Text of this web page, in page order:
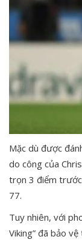
Mặc dù được
do công của
trọn 3 điểm
77.
Tuy nhiên, với
Viking” đã bảo